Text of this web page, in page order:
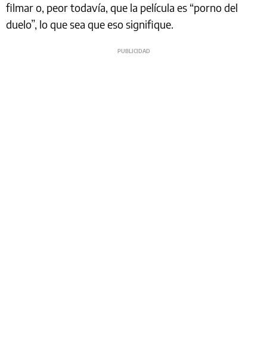
filmar o, peor todavía, que la película es “porno del
duelo”, lo que sea que eso signifique.